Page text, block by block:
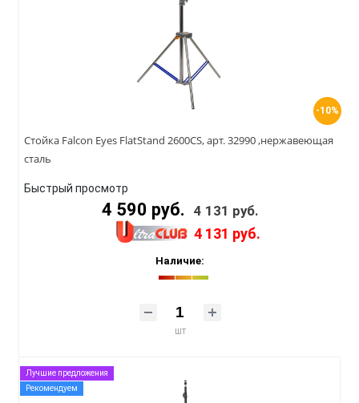
-10%
Стойка Falcon Eyes FlatStand 2600CS, арт. 32990 ,нержавеющая
сталь
Быстрый просмотр
4 590 руб. 4 131 руб.
4 131 руб.
Наличие:
шт
Лучшие предложения
Рекомендуем